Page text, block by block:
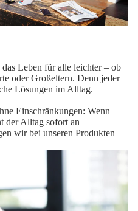
Leben für alle leichter – ob
oder Großeltern. Denn jeder
Lösungen im Alltag.
Einschränkungen: Wenn
der Alltag sofort an
wir bei unseren Produkten